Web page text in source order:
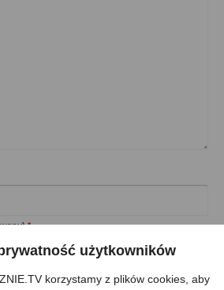
użytkowników
korzystamy z plików cookies, aby
*